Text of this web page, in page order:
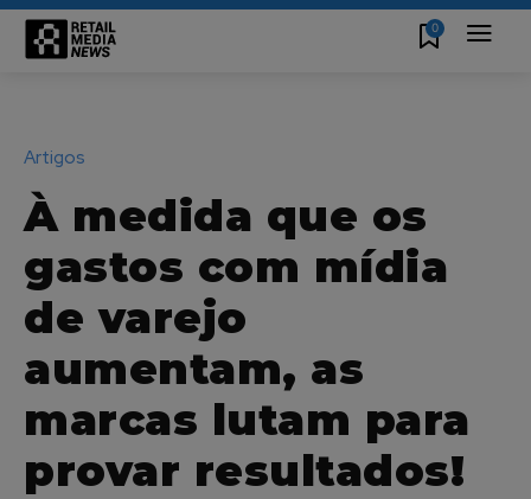
0
Artigos
À medida que os
gastos com mídia
de varejo
aumentam, as
marcas lutam para
provar resultados!